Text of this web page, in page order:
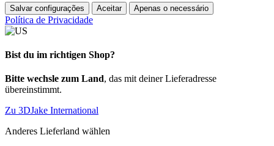
Salvar configurações Aceitar Apenas o necessário
Política de Privacidade
Bist du im richtigen Shop?
Bitte wechsle zum Land, das mit deiner Lieferadresse
übereinstimmt.
Zu 3DJake International
Anderes Lieferland wählen